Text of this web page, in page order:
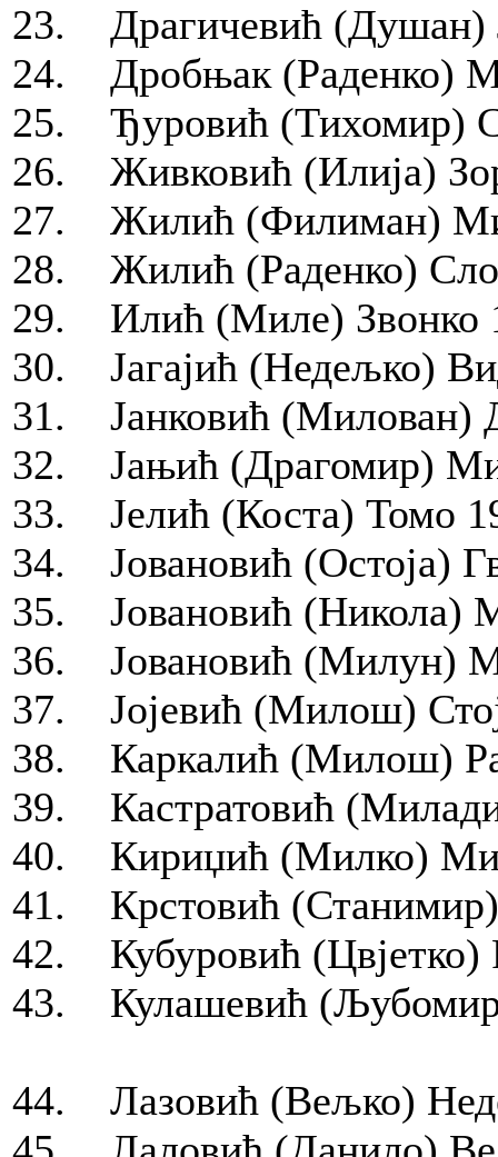
23. Драгичевић (Душан)
24. Дробњак (Раденко)
25. Ђуровић (Тихомир)
26. Живковић (Илија)
27. Жилић (Филиман)
28. Жилић (Раденко)
29. Илић (Миле) Звонко
30. Јагајић (Недељко)
31. Јанковић (Милован)
32. Јањић (Драгомир)
33. Јелић (Коста) Томо
34. Јовановић (Остоја)
35. Јовановић (Никола)
36. Јовановић (Милун)
37. Јојевић (Милош)
38. Каркалић (Милош)
39. Кастратовић
40. Кириџић (Милко)
41. Крстовић (Станимир)
42. Кубуровић (Цвjетко)
43. Кулашевић
44. Лазовић (Вељко)